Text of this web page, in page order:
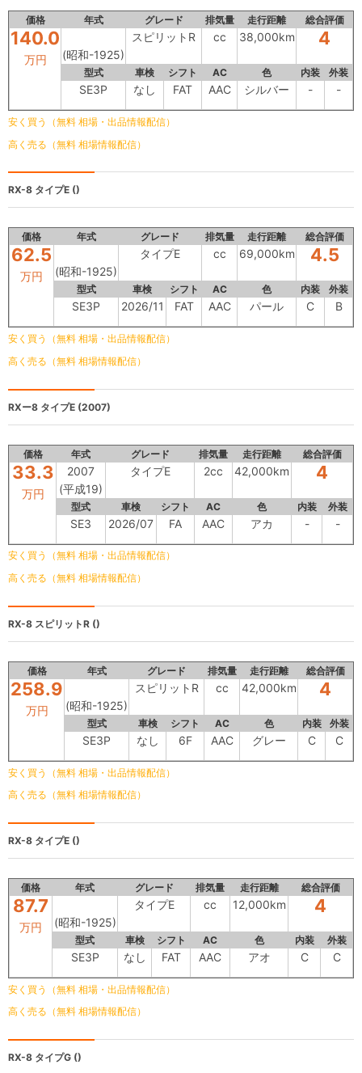
価格 年式 グレード 排気量 走行距離 総合評価
140.0
万円 (昭和-1925)
スピリットR cc 38,000km 4
型式 車検 シフト AC 色 内装 外装
SE3P なし FAT AAC シルバー - -
安く買う（無料 相場・出品情報配信）
高く売る（無料 相場情報配信）
RX-8 タイプE ()
価格 年式 グレード 排気量 走行距離 総合評価
62.5
万円 (昭和-1925)
タイプE cc 69,000km 4.5
型式 車検 シフト AC 色 内装 外装
SE3P 2026/11 FAT AAC パール C B
安く買う（無料 相場・出品情報配信）
高く売る（無料 相場情報配信）
RXー8 タイプE (2007)
価格 年式 グレード 排気量 走行距離 総合評価
33.3
万円
2007
(平成19)
タイプE 2cc 42,000km 4
型式 車検 シフト AC 色 内装 外装
SE3 2026/07 FA AAC アカ - -
安く買う（無料 相場・出品情報配信）
高く売る（無料 相場情報配信）
RX-8 スピリットR ()
価格 年式 グレード 排気量 走行距離 総合評価
258.9
万円 (昭和-1925)
スピリットR cc 42,000km 4
型式 車検 シフト AC 色 内装 外装
SE3P なし 6F AAC グレー C C
安く買う（無料 相場・出品情報配信）
高く売る（無料 相場情報配信）
RX-8 タイプE ()
価格 年式 グレード 排気量 走行距離 総合評価
87.7
万円 (昭和-1925)
タイプE cc 12,000km 4
型式 車検 シフト AC 色 内装 外装
SE3P なし FAT AAC アオ C C
安く買う（無料 相場・出品情報配信）
高く売る（無料 相場情報配信）
RX-8 タイプG ()